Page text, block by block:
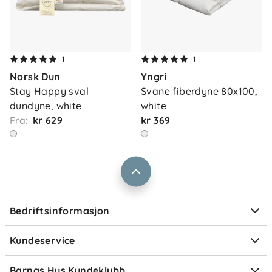
1
Norsk Dun
Stay Happy sval
dundyne, white
Fra: kr 629
1
Yngri
Svane fiberdyne 80x100,
white
kr 369
Bedriftsinformasjon
Om oss
Våre butikker
Vårt samfunnsansvar
Jobbe i Barnas Hus
Størrelsesguider
Kundeservice
Kontakt oss
Frakt og levering
Retur og reklamasjon
Ofte stilte spørsmål
Om Klarna